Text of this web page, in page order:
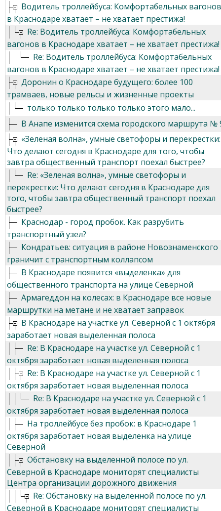
Водитель троллейбуса: Комфортабельных вагонов
в Краснодаре хватает – не хватает престижа!
Re: Водитель троллейбуса: Комфортабельных
вагонов в Краснодаре хватает – не хватает престижа!
Re: Водитель троллейбуса: Комфортабельных
вагонов в Краснодаре хватает – не хватает престижа!
Доронин о Краснодаре будущего: более 100
трамваев, новые рельсы и жизненные проекты
только только только только этого мало...
В Анапе изменится схема городского маршрута №
«Зеленая волна», умные светофоры и перекрестки:
Что делают сегодня в Краснодаре для того, чтобы
завтра общественный транспорт поехал быстрее?
Re: «Зеленая волна», умные светофоры и
перекрестки: Что делают сегодня в Краснодаре для
того, чтобы завтра общественный транспорт поехал
быстрее?
Краснодар - город пробок. Как разрубить
транспортный узел?
Кондратьев: ситуация в районе Новознаменского
граничит с транспортным коллапсом
В Краснодаре появится «выделенка» для
общественного транспорта на улице Северной
Армагеддон на колесах: в Краснодаре все новые
маршрутки на метане и не хватает заправок
В Краснодаре на участке ул. Северной с 1 октября
заработает новая выделенная полоса
Re: В Краснодаре на участке ул. Северной с 1
октября заработает новая выделенная полоса
Re: В Краснодаре на участке ул. Северной с 1
октября заработает новая выделенная полоса
Re: В Краснодаре на участке ул. Северной с 1
октября заработает новая выделенная полоса
На троллейбусе без пробок: в Краснодаре 1
октября заработает новая выделенка на улице
Северной
Обстановку на выделенной полосе по ул.
Северной в Краснодаре мониторят специалисты
Центра организации дорожного движения
Re: Обстановку на выделенной полосе по ул.
Северной в Краснодаре мониторят специалисты